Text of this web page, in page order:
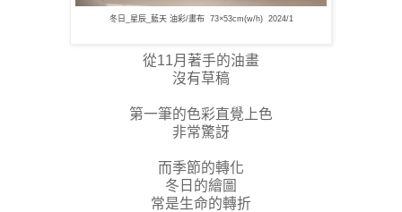
冬日_星辰_藍天 油彩/畫布 73×53cm(w/h) 2024/1
從11月著手的油畫
沒有草稿
第一筆的色彩直覺上色
非常驚訝
而季節的轉化
冬日的繪圖
常是生命的轉折